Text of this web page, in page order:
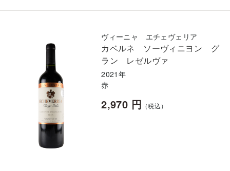
ヴィーニャ エチェヴェリア
カベルネ ソーヴィニヨン グ
ラン レゼルヴァ
2021年
赤
2,970 円 （税込）